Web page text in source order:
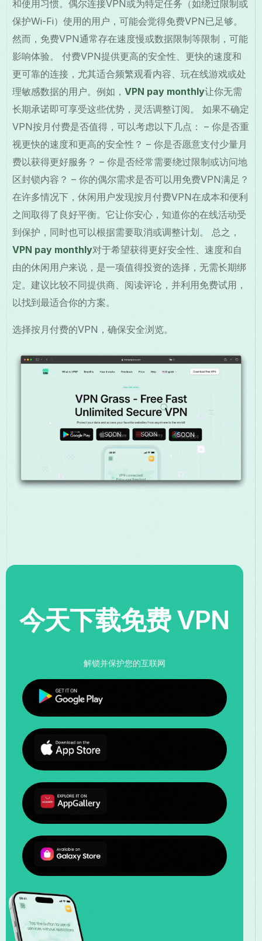
和使用习惯。偶尔连接VPN或为特定任务（如绕过限制或
保护Wi-Fi）使用的用户，可能会觉得免费VPN已足够。
然而，免费VPN通常存在速度慢或数据限制等限制，可能
影响体验。 付费VPN提供更高的安全性、更快的速度和
更可靠的连接，尤其适合频繁观看内容、玩在线游戏或处
理敏感数据的用户。例如，VPN pay monthly让你无需
长期承诺即可享受这些优势，灵活调整订阅。 如果不确定
VPN按月付费是否值得，可以考虑以下几点： – 你是否重
视更快的速度和更高的安全性？ – 你是否愿意支付少量月
费以获得更好服务？ – 你是否经常需要绕过限制或访问地
区封锁内容？ – 你的偶尔需求是否可以用免费VPN满足？
在许多情况下，休闲用户发现按月付费VPN在成本和便利
之间取得了良好平衡。它让你安心，知道你的在线活动受
到保护，同时也可以根据需要取消或调整计划。 总之，
VPN pay monthly对于希望获得更好安全性、速度和自
由的休闲用户来说，是一项值得投资的选择，无需长期绑
定。建议比较不同提供商、阅读评论，并利用免费试用，
以找到最适合你的方案。
选择按月付费的VPN，确保安全浏览。
今天下载免费 VPN
解锁并保护您的互联网